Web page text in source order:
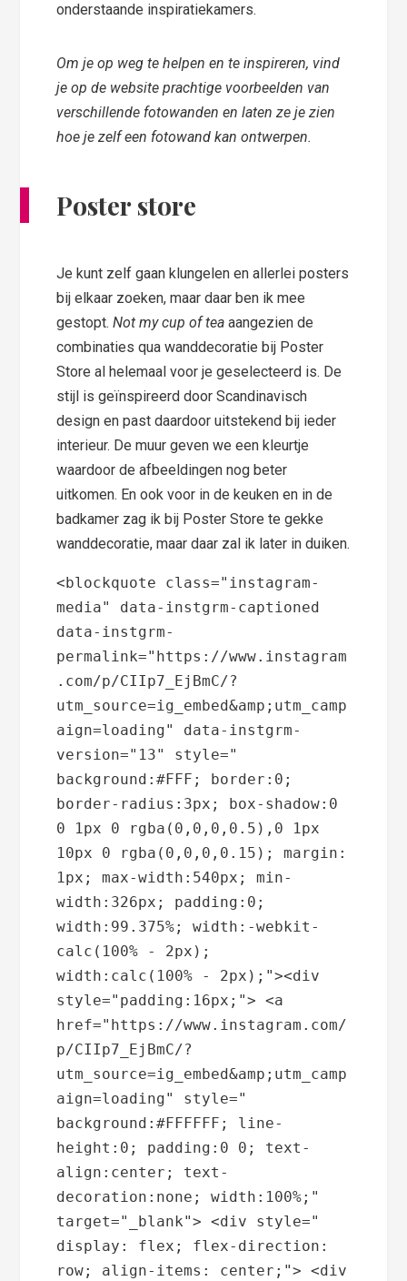
onderstaande inspiratiekamers.
Om je op weg te helpen en te inspireren, vind
je op de website prachtige voorbeelden van
verschillende fotowanden en laten ze je zien
hoe je zelf een fotowand kan ontwerpen.
Poster store
Je kunt zelf gaan klungelen en allerlei posters
bij elkaar zoeken, maar daar ben ik mee
gestopt.Not my cup of teaaangezien de
combinaties qua wanddecoratie bij Poster
Store al helemaal voor je geselecteerd is. De
stijl is geïnspireerd door Scandinavisch
design en past daardoor uitstekend bij ieder
interieur. De muur geven we een kleurtje
waardoor de afbeeldingen nog beter
uitkomen. En ook voor in de keuken en in de
badkamer zag ik bij Poster Store te gekke
wanddecoratie, maar daar zal ik later in duiken.
<blockquote class="instagram-
media" data-instgrm-captioned
data-instgrm-
permalink="https://www.instagram
.com/p/CIIp7_EjBmC/?
utm_source=ig_embed&amp;utm_camp
aign=loading" data-instgrm-
version="13" style="
background:#FFF; border:0;
border-radius:3px; box-shadow:0
0 1px 0 rgba(0,0,0,0.5),0 1px
10px 0 rgba(0,0,0,0.15); margin:
1px; max-width:540px; min-
width:326px; padding:0;
width:99.375%; width:-webkit-
calc(100% - 2px);
width:calc(100% - 2px);"><div
style="padding:16px;"> <a
href="https://www.instagram.com/
p/CIIp7_EjBmC/?
utm_source=ig_embed&amp;utm_camp
aign=loading" style="
background:#FFFFFF; line-
height:0; padding:0 0; text-
align:center; text-
decoration:none; width:100%;"
target="_blank"> <div style="
display: flex; flex-direction:
row; align-items: center;"> <div